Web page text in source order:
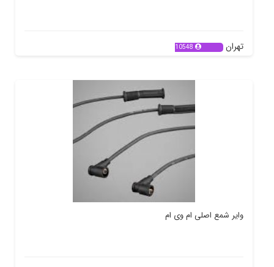
تهران 10548
وایر شمع اصلی ام وی ام